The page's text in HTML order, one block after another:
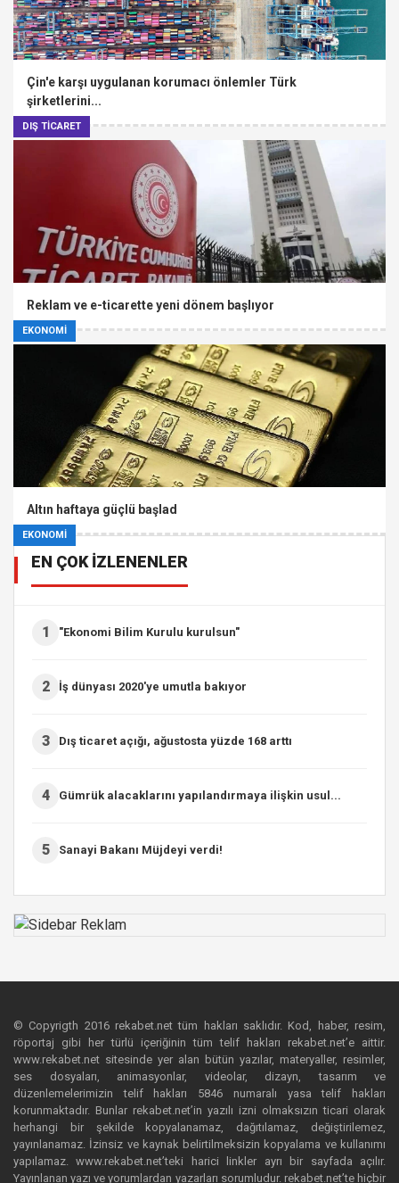
DIŞ TİCARET
Çin'e karşı uygulanan korumacı önlemler Türk
şirketlerini...
EKONOMİ
Reklam ve e-ticarette yeni dönem başlıyor
EKONOMİ
Altın haftaya güçlü başlad
EN ÇOK İZLENENLER
1 "Ekonomi Bilim Kurulu kurulsun"
2 İş dünyası 2020'ye umutla bakıyor
3 Dış ticaret açığı, ağustosta yüzde 168 arttı
4 Gümrük alacaklarını yapılandırmaya ilişkin usul...
5 Sanayi Bakanı Müjdeyi verdi!
© Copyrigth 2016 rekabet.net tüm hakları saklıdır. Kod, haber, resim,
röportaj gibi her türlü içeriğinin tüm telif hakları rekabet.net’e aittir.
www.rekabet.net sitesinde yer alan bütün yazılar, materyaller, resimler,
ses dosyaları, animasyonlar, videolar, dizayn, tasarım ve
düzenlemelerimizin telif hakları 5846 numaralı yasa telif hakları
korunmaktadır. Bunlar rekabet.net’in yazılı izni olmaksızın ticari olarak
herhangi bir şekilde kopyalanamaz, dağıtılamaz, değiştirilemez,
yayınlanamaz. İzinsiz ve kaynak belirtilmeksizin kopyalama ve kullanımı
yapılamaz. www.rekabet.net’teki harici linkler ayrı bir sayfada açılır.
Yayınlanan yazı ve yorumlardan yazarları sorumludur. rekabet.net’te hiçbir